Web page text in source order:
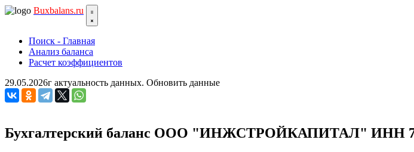
Buxbalans.ru
Поиск - Главная
Анализ баланса
Расчет коэффициентов
29.05.2026г актуальность данных. Обновить данные
Бухгалтерский баланс ООО "ИНЖСТРОЙКАПИТАЛ" ИНН